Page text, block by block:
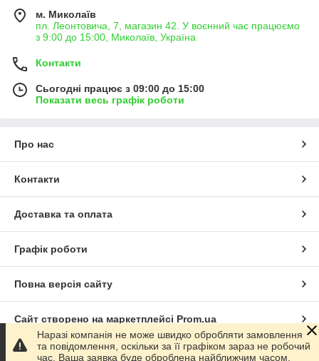
м. Миколаїв
пл. Леонтовича, 7, магазин 42. У воєнний час працюємо
з 9:00 до 15:00, Миколаїв, Україна
Контакти
Сьогодні працює з 09:00 до 15:00
Показати весь графік роботи
Про нас
Контакти
Доставка та оплата
Графік роботи
Повна версія сайту
Сайт створено на маркетплейсі Prom.ua
Політика конфіденційності
Наразі компанія не може швидко обробляти замовлення
та повідомлення, оскільки за її графіком зараз не робочий
час. Ваша заявка буде оброблена найближчим часом.